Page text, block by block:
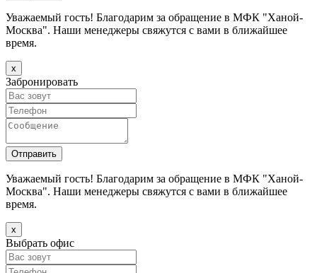
Уважаемый гость! Благодарим за обращение в МФК "Ханой-
Москва". Наши менеджеры свяжутся с вами в ближайшее
время.
х
Забронировать
Уважаемый гость! Благодарим за обращение в МФК "Ханой-
Москва". Наши менеджеры свяжутся с вами в ближайшее
время.
х
Выбрать офис